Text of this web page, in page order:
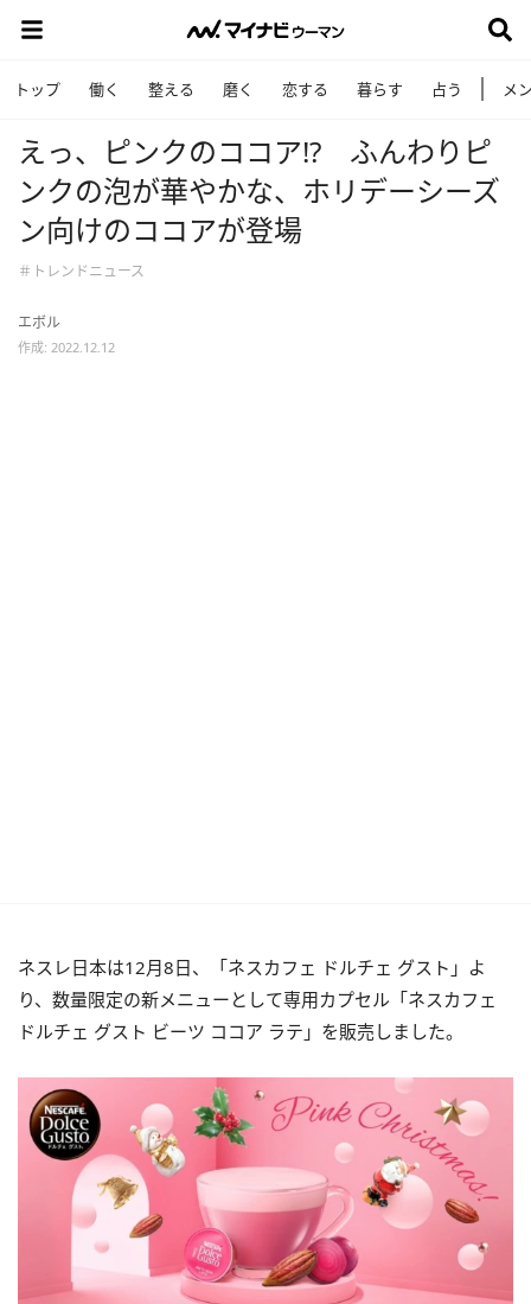
トップ 働く 整える 磨く 恋する 暮らす 占う メ
えっ、ピンクのココア!? ふんわりピ
ンクの泡が華やかな、ホリデーシーズ
ン向けのココアが登場
＃トレンドニュース
エボル
作成: 2022.12.12
ネスレ日本は12月8日、「ネスカフェ ドルチェ グスト」よ
り、数量限定の新メニューとして専用カプセル「ネスカフェ
ドルチェ グスト ビーツ ココア ラテ」を販売しました。